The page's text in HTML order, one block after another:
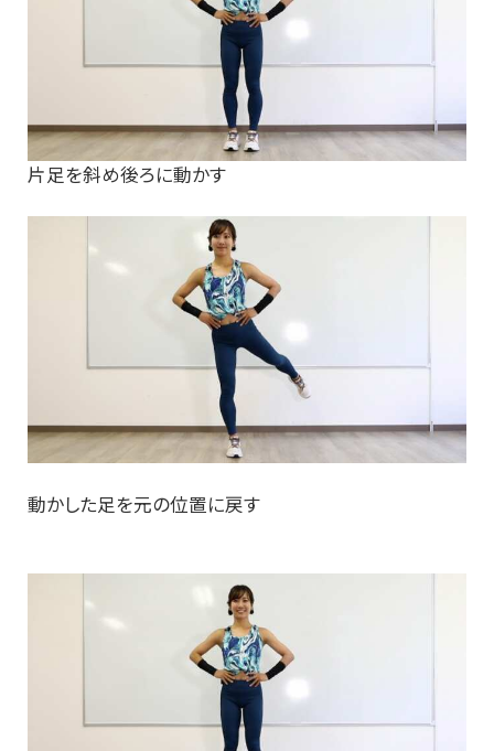
片足を斜め後ろに動かす
動かした足を元の位置に戻す